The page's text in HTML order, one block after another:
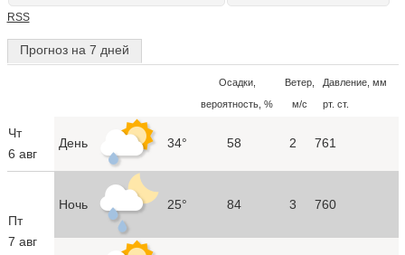
RSS
Прогноз на 7 дней
Осадки,
вероятность, %
Ветер,
м/с
Давление, мм
рт. ст.
Чт
6 авг
День 34° 58 2 761
Пт
7 авг
Ночь 25° 84 3 760